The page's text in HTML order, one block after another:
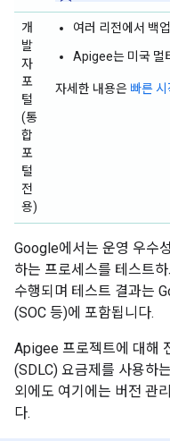
개
발
자
포
털
(통
합
포
털
전
용)
여러 리전에서 백
Apigee는 미국 멀
자세한 내용은 빠른
Google에서는 운영 우수
하는 프로세스를 테스트
수행되며 테스트 결과는
(SOC 등)에 포함됩니다.
Apigee 프로젝트에 대해
(SDLC) 요금제를 사용하
외에도 여기에는 버전 관
다.